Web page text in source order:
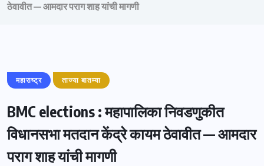
ठेवावीत — आमदार पराग शाह यांची मागणी
महाराष्ट्र ताज्या बातम्या
BMC elections : महापालिका निवडणुकीत
विधानसभा मतदान केंद्रे कायम ठेवावीत — आमदार
पराग शाह यांची मागणी